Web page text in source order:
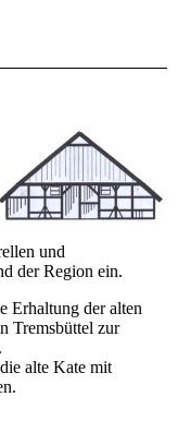
und
der Region ein.
Erhaltung der alten
Tremsbüttel zur
alte Kate mit